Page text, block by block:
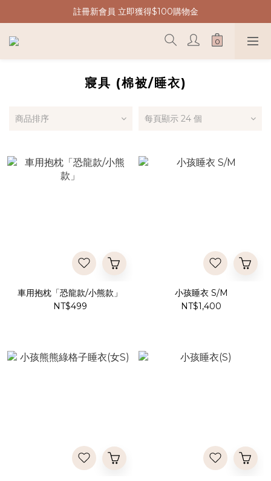
註冊新會員 立即獲得$100購物金
寢具 (棉被/睡衣)
商品排序 每頁顯示 24 個
車用抱枕「恐龍款/小熊款」
NT$499
小孩睡衣 S/M
NT$1,400